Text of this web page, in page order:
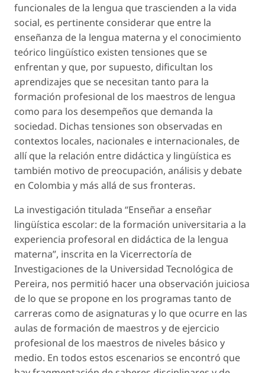
funcionales de la lengua que trascienden a la vida
social, es pertinente considerar que entre la
enseñanza de la lengua materna y el conocimiento
teórico lingüístico existen tensiones que se
enfrentan y que, por supuesto, dificultan los
aprendizajes que se necesitan tanto para la
formación profesional de los maestros de lengua
como para los desempeños que demanda la
sociedad. Dichas tensiones son observadas en
contextos locales, nacionales e internacionales, de
allí que la relación entre didáctica y lingüística es
también motivo de preocupación, análisis y debate
en Colombia y más allá de sus fronteras.
La investigación titulada “Enseñar a enseñar
lingüística escolar: de la formación universitaria a la
experiencia profesoral en didáctica de la lengua
materna”, inscrita en la Vicerrectoría de
Investigaciones de la Universidad Tecnológica de
Pereira, nos permitió hacer una observación juiciosa
de lo que se propone en los programas tanto de
carreras como de asignaturas y lo que ocurre en las
aulas de formación de maestros y de ejercicio
profesional de los maestros de niveles básico y
medio. En todos estos escenarios se encontró que